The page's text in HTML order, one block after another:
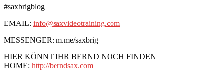
#saxbrigblog
EMAIL: info@saxvideotraining.com
MESSENGER: m.me/saxbrig
HIER KÖNNT IHR BERND NOCH FINDEN
HOME: http://berndsax.com